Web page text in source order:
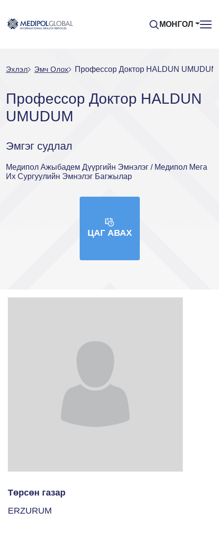
МОНГОЛ
Эхлэл Эмч Oлох Профессор Доктор HALDUN UMUDUM
Профессор Доктор HALDUN
UMUDUM
Эмгэг судлал
Медипол Ажыбадем Дүүргийн Эмнэлэг / Медипол Мега
Их Сургуулийн Эмнэлэг Багжылар
ЦАГ АВАХ
Төрсөн газар
ERZURUM